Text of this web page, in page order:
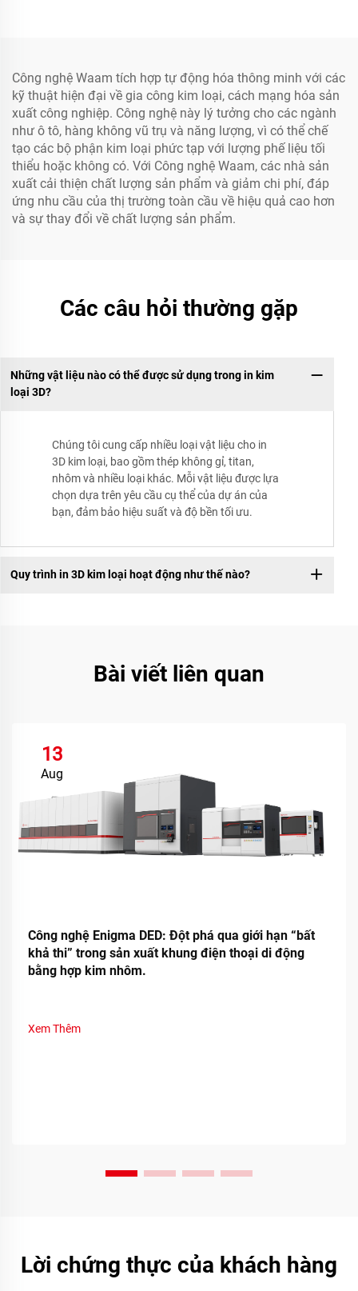
Công nghệ Waam tích hợp tự động hóa thông minh với các
kỹ thuật hiện đại về gia công kim loại, cách mạng hóa sản
xuất công nghiệp. Công nghệ này lý tưởng cho các ngành
như ô tô, hàng không vũ trụ và năng lượng, vì có thể chế
tạo các bộ phận kim loại phức tạp với lượng phế liệu tối
thiểu hoặc không có. Với Công nghệ Waam, các nhà sản
xuất cải thiện chất lượng sản phẩm và giảm chi phí, đáp
ứng nhu cầu của thị trường toàn cầu về hiệu quả cao hơn
và sự thay đổi về chất lượng sản phẩm.
Các câu hỏi thường gặp
Những vật liệu nào có thể được sử dụng trong in kim
loại 3D?
Chúng tôi cung cấp nhiều loại vật liệu cho in
3D kim loại, bao gồm thép không gỉ, titan,
nhôm và nhiều loại khác. Mỗi vật liệu được lựa
chọn dựa trên yêu cầu cụ thể của dự án của
bạn, đảm bảo hiệu suất và độ bền tối ưu.
Quy trình in 3D kim loại hoạt động như thế nào?
Bài viết liên quan
13
Aug
Công nghệ Enigma DED: Đột phá qua giới hạn “bất
khả thi” trong sản xuất khung điện thoại di động
bằng hợp kim nhôm.
Xem Thêm
Lời chứng thực của khách hàng